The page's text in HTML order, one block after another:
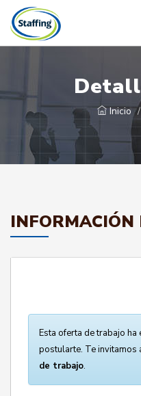
Inicio
INFORMACIÓN
Esta oferta de trabajo ha
postularte. Te invitamos
de trabajo.